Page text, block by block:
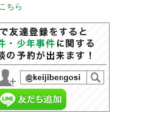
ちら